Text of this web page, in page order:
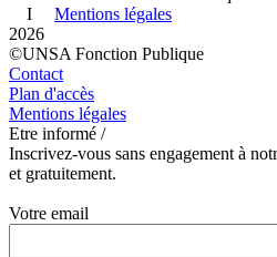
I Mentions légales
2026
©UNSA Fonction Publique
Contact
Plan d'accès
Mentions légales
Etre informé /
Inscrivez-vous sans engagement à
et gratuitement.
Votre email